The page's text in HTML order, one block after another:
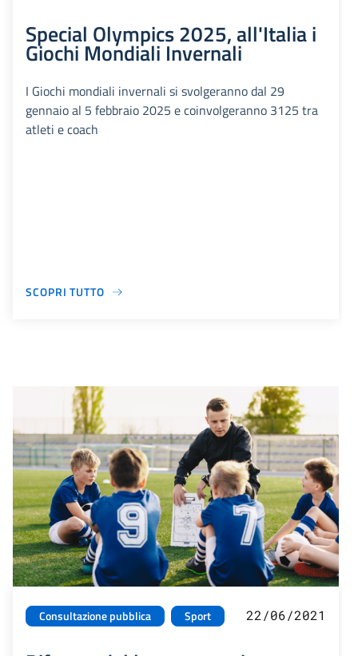
Special Olympics 2025, all'Italia i
Giochi Mondiali Invernali
I Giochi mondiali invernali si svolgeranno dal 29
gennaio al 5 febbraio 2025 e coinvolgeranno 3125 tra
atleti e coach
SCOPRI TUTTO
Consultazione pubblica Sport 22/06/2021